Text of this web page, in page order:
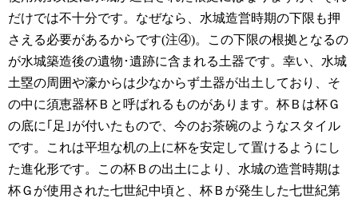
だけでは不十分です。なぜなら、水城造営時期の下限も押
さえる必要があるからです(注④)。この下限の根拠となるの
が水城築造後の遺物･遺跡に含まれる土器です。幸い、水城
土塁の周囲や濠からは少なからず土器が出土しており、そ
の中に須恵器杯Ｂと呼ばれるものがあります。杯Ｂは杯Ｇ
の底に｢足｣が付いたもので、今のお茶碗のようなスタイル
です。これは平坦な机の上に杯を安定して置けるようにし
た進化形です。この杯Ｂの出土により、水城の造営時期は
杯Ｇが使用された七世紀中頃と、杯Ｂが発生した七世紀第